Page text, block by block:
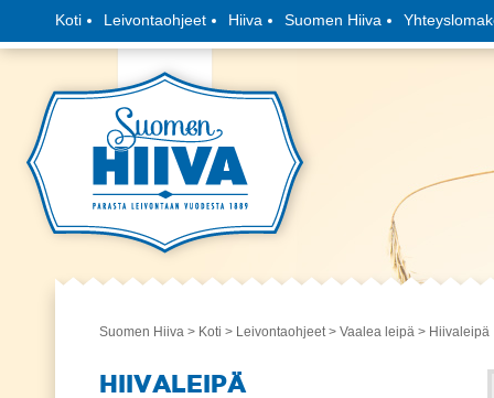
Koti Leivontaohjeet Hiiva Suomen Hiiva
Suomen Hiiva > Koti > Leivontaohjeet> Vaalea leipä > Hiivaleipä
HIIVALEIPÄ